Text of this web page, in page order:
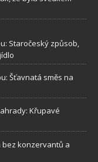
Staročeský způsob,
Šťavnatá směs na
Křupavé
bez konzervantů a